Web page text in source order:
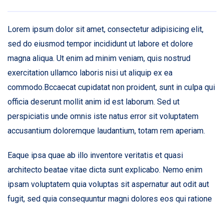
was:
$45.00.
is:
$36.00.
Lorem ipsum dolor sit amet, consectetur adipisicing elit,
sed do eiusmod tempor incididunt ut labore et dolore
magna aliqua. Ut enim ad minim veniam, quis nostrud
exercitation ullamco laboris nisi ut aliquip ex ea
commodo.Bccaecat cupidatat non proident, sunt in culpa qui
officia deserunt mollit anim id est laborum. Sed ut
perspiciatis unde omnis iste natus error sit voluptatem
accusantium doloremque laudantium, totam rem aperiam.
Eaque ipsa quae ab illo inventore veritatis et quasi
architecto beatae vitae dicta sunt explicabo. Nemo enim
ipsam voluptatem quia voluptas sit aspernatur aut odit aut
fugit, sed quia consequuntur magni dolores eos qui ratione